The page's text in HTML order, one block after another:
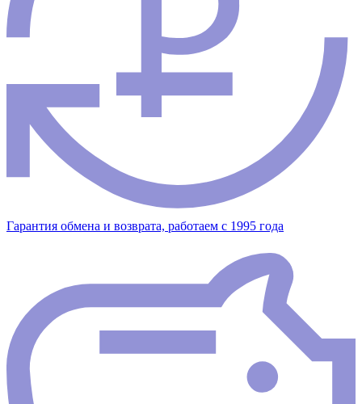
Гарантия обмена и возврата, работаем с 1995 года